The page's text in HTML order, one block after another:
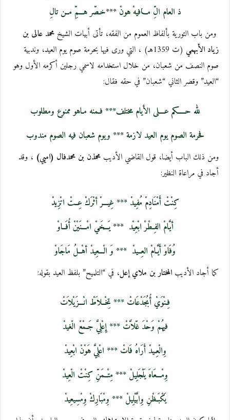
ذ العام الِّ مـــافيهْ هونْ ***خـصّر هـــمِّ مــن تالِ
ومن باب التورية بألفاظ العموم من الفقه، تأتى أبيات الشيخمحمد عالى بن
زياد الأبهمي
(ت 1359هـ) ، التي ورى فيها بحرمة صوم يوم العيد، وندبية
صوم النصف من شعبان، من خلال استخدامه لاسمي رجلين أكرمه الأول وهو
“العيد” وقصر الثاني “شعبان” في حقه فقال:
لله حـــــكم عــــلى الأيام مختلف*** فـمنه مـاهو ممنوع ومطلوب
فحرمة الصوم يوم العيد لازمة *** ويوم شعبان فيه الصوم مندوب
ومن ذلك الباب أيضا، قول القاضي الأديبمحمذن بن محمدفال (اميي) ، وقد
أجاد في مراعاة النظير:
كِنْتْ أَمْنَادِمْ مُفِيدْ *** غِيـــرْ أثْرَكْ عِــتْ اتْزِيدْ
أيَّامْ الفِـطْرْ ابْعِيْد *** يَـــخَيْ امْـــنَيْنْ أُفَــاوْ
وُفَاوْ أَيَّـامْ العِــيدْ *** وَ الْـــعِيدْ أهْــلُ مَاجَاوْ
كما أجاد الأديبالمختار بن ملاي إعل، في “التلميح” بلفظ العيد بقوله:
فِـنْوَيْ أُبُجَدْعَاتْ *** تِخْــلاَطْ انْـــزَيْلاَتْ
فيهُمْ وَحْدَ غّلاَّتْ *** إِعْلِيَّ جَـمْعْ الْغيدْ
وِالْعِـيدْ أَرَاهُ فَاتْ *** اعْلِيَّ هَوْنْ ابْعِيدْ
وِمْـــعَاهَ يَلْجَلِيلْ *** مِتْــمَنِّ كِنْتْ الْعِيدْ
يَكْبَـظْنِ وِابَّيْلِيلْ *** وِمْبَارِكْ وِمْسِيعِيدْ